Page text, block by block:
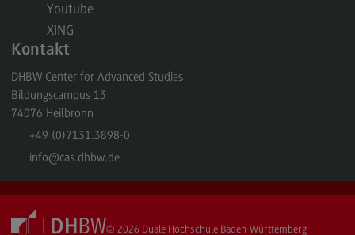
Governance Sozialer Arbeit
Governance Sozialer Arbeit
Modulangebot
Berufsperspektiven
Kontakt
Informatik
Profil-O-Mat Informatik
(External link)
Youtube
XING
Kontakt
DHBW Center for Advanced Studies
Bildungscampus 13
74076 Heilbronn
+49 (0)7131.3898-0
info@cas.dhbw.de
© 2026 Duale Hochschule Baden-Württemberg